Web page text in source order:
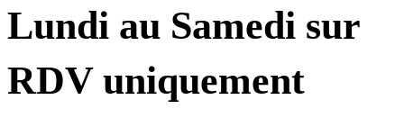
Lundi au Samedi sur
RDV uniquement